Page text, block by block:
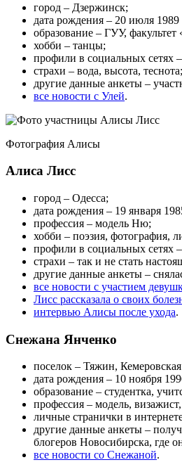
город – Дзержинск;
дата рождения – 20 июля 1989
образование – ГУУ,
хобби – танцы;
профили в социальных сетях –
страхи – вода, высота, теснота;
другие данные анкеты –
все новости с Улей.
Фотография Алисы
Алиса Лисс
город – Одесса;
дата рождения – 19 января
профессия – модель Ню;
хобби – поэзия, фотография,
профили в социальных сетях –
страхи – так и не стать
другие данные анкеты –
все новости с участием
Лисс рассказала о своих
интервью Алисы после ухода.
Снежана Янченко
поселок – Тяжин, Кемеровская
дата рождения – 10 ноября
образование – студентка,
профессия – модель,
личные странички в
другие данные анкеты –
блогеров Новосибирска, где
все новости со Снежаной.